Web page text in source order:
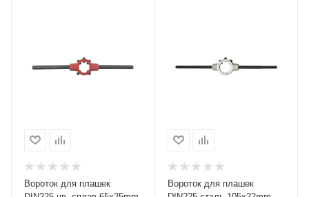
Вороток для плашек
Вороток для плашек